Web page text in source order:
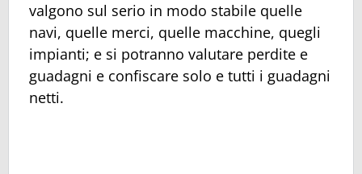
valgono sul serio in modo stabile quelle
navi, quelle merci, quelle macchine, quegli
impianti; e si potranno valutare perdite e
guadagni e confiscare solo e tutti i guadagni
netti.